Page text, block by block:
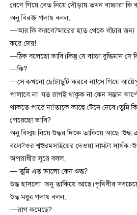
রেগে গিয়ে বেত নিয়ে দৌড়ায় তখন বাচ্চারা কি
অনু বিরক্ত গলায় বলল,
—আর কি করবে?মারের হাত থেকে বাঁচার
করে দেয়!
—ঠিক বলেছো ভাবি।কিন্তু যে বাচ্চা বুদ্ধিমান
—কি?
—সে কখনো ছোটাছুটি করবে না!সে গিয়ে
পালাবে না।যত রাগই থাকুক না কেন সন্তান
থাকতে পারে না!তাকে কাছে টেনে নেবে।তুমি
পেরেছো ভাবি?
অনু বিস্ময় নিয়ে শুদ্ধর দিকে তাকিয়ে
বলে?ওর শ্বশুরমসাইয়ের দেওয়া নামটা
অপরাধীর সুরে বলল,
— তুমি এত ভালো কেন শুদ্ধ?
শুদ্ধ হাসলো।অনু তাকিয়ে আছে।পৃথিবীর
শুদ্ধ মধুর গলায় বলল,
—রাগ কমেছে?